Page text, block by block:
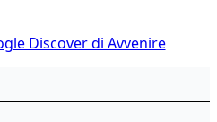
Discover di Avvenire